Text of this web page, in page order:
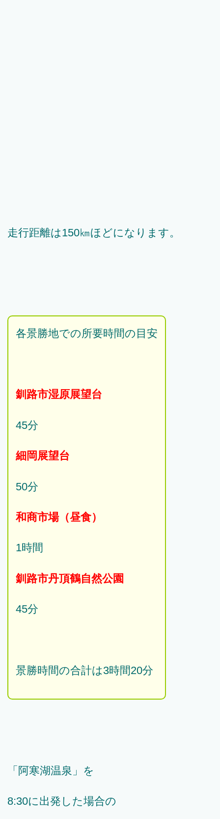
走行距離は150㎞ほどになります。
各景勝地での所要時間の目安
釧路市湿原展望台
45分
細岡展望台
50分
和商市場（昼食）
1時間
釧路市丹頂鶴自然公園
45分
景勝時間の合計は3時間20分
「阿寒湖温泉」を
8:30に出発した場合の